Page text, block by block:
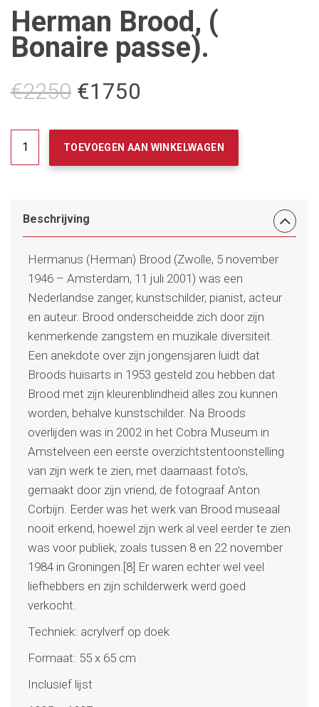
Herman Brood, (
Bonaire passe).
€2250 Oorspronkelijke
was:
€2250.
€1750
is:
€1750.
passe).
aantal
TOEVOEGEN AAN WINKELWAGEN
Beschrijving
Hermanus (Herman) Brood (Zwolle, 5 november
1946 – Amsterdam, 11 juli 2001) was een
Nederlandse zanger, kunstschilder, pianist, acteur
en auteur. Brood onderscheidde zich door zijn
kenmerkende zangstem en muzikale diversiteit.
Een anekdote over zijn jongensjaren luidt dat
Broods huisarts in 1953 gesteld zou hebben dat
Brood met zijn kleurenblindheid alles zou kunnen
worden, behalve kunstschilder. Na Broods
overlijden was in 2002 in het Cobra Museum in
Amstelveen een eerste overzichtstentoonstelling
van zijn werk te zien, met daarnaast foto’s,
gemaakt door zijn vriend, de fotograaf Anton
Corbijn. Eerder was het werk van Brood museaal
nooit erkend, hoewel zijn werk al veel eerder te zien
was voor publiek, zoals tussen 8 en 22 november
1984 in Groningen.[8] Er waren echter wel veel
liefhebbers en zijn schilderwerk werd goed
verkocht.
Techniek: acrylverf op doek
Formaat: 55 x 65 cm
Inclusief lijst